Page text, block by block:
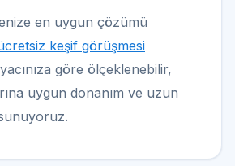
en uygun çözümü
keşif görüşmesi
göre ölçeklenebilir,
uygun donanım ve uzun